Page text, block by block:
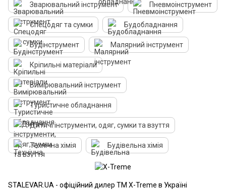
Зварювальний інструмент Пневмоінструмент
Спецодяг та сумки Будобладнання
Будінструмент Малярний інструмент
Кріпильні матеріали
Вимірювальний інструмент
Туристичне обладнання
Дитячі інструменти, одяг, сумки та взуття
Технічна хімія Будівельна хімія
STALEVAR.UA - офіційний дилер ТМ X-Treme в Україні